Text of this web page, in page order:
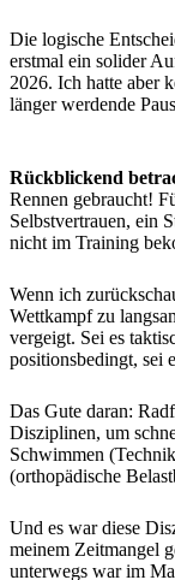
Die logische
erstmal ein solider
2026. Ich hatte aber
länger werdende
Rückblickend
Rennen gebraucht!
Selbstvertrauen, ein
nicht im Training
Wenn ich
Wettkampf zu
vergeigt. Sei es
positionsbedingt, sei
Das Gute daran:
Disziplinen, um
Schwimmen
(orthopädische
Und es war diese
meinem Zeitmangel
unterwegs war im